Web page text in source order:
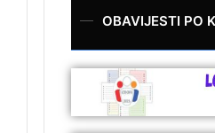
OBAVIJESTI PO